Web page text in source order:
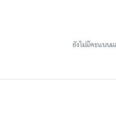
ยังไม่มีคะแนน